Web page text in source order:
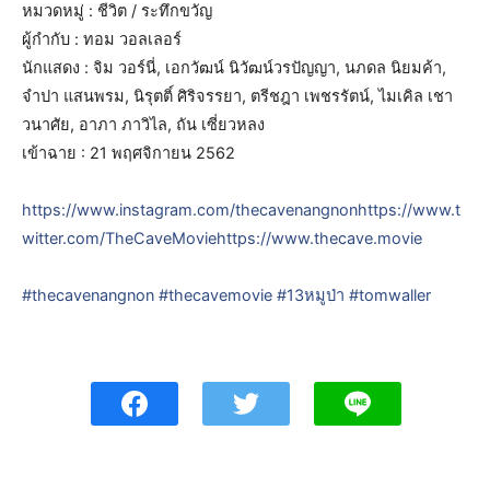
หมวดหมู่ : ชีวิต / ระทึกขวัญ
ผู้กำกับ : ทอม วอลเลอร์
นักแสดง : จิม วอร์นี่, เอกวัฒน์ นิวัฒน์วรปัญญา, นภดล นิยมค้า,
จำปา แสนพรม, นิรุตติ์ ศิริจรรยา, ตรีชฎา เพชรรัตน์, ไมเคิล เชา
วนาศัย, อาภา ภาวิไล, ถัน เซี่ยวหลง
เข้าฉาย : 21 พฤศจิกายน 2562
https://www.instagram.com/thecavenangnonhttps://www.t
witter.com/TheCaveMoviehttps://www.thecave.movie
#thecavenangnon #thecavemovie #13หมูป่า #tomwaller